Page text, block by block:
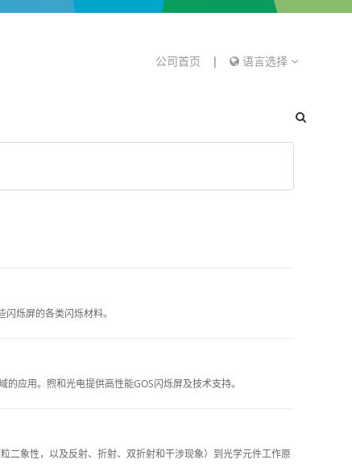
公司首页 | 语言选择
烁屏的各类闪烁材料。
应用。煦和光电提供高性能GOS闪烁屏及技术支持。
二象性，以及反射、折射、双折射和干涉现象）到光学元件工作原